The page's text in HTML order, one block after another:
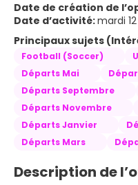
Date de création de
Date d’activité:mardi
Principaux sujets
Football (Soccer)
Départs Mai
Départs Septembre
Départs Novembre
Départs Janvier
Départs Mars
Description de